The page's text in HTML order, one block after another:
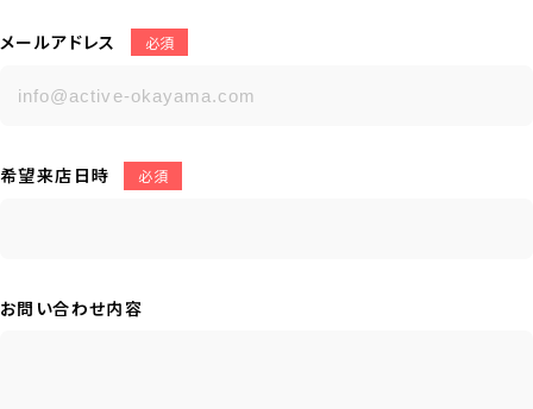
メールアドレス 必須
希望来店日時 必須
お問い合わせ内容